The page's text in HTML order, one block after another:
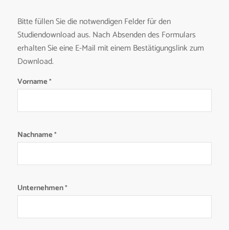
Bitte füllen Sie die notwendigen Felder für den
Studiendownload aus. Nach Absenden des Formulars
erhalten Sie eine E-Mail mit einem Bestätigungslink zum
Download.
Vorname(erforderlich)
*
Nachname(erforderlich)
*
Unternehmen(erforderlich)
*